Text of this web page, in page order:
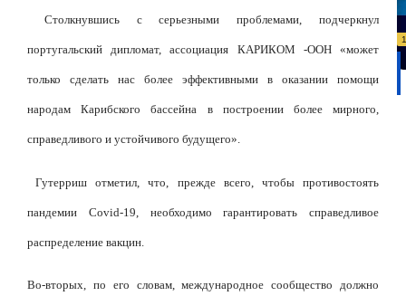
Столкнувшись с серьезными проблемами, подчеркнул
португальский дипломат, ассоциация КАРИКОМ -ООН «может
только сделать нас более эффективными в оказании помощи
народам Карибского бассейна в построении более мирного,
справедливого и устойчивого будущего».
Гутерриш отметил, что, прежде всего, чтобы противостоять
пандемии Covid-19, необходимо гарантировать справедливое
распределение вакцин.
Во-вторых, по его словам, международное сообщество должно